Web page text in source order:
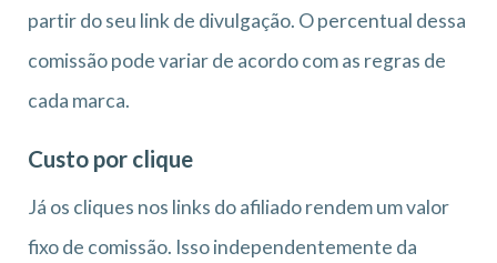
partir do seu link de divulgação. O percentual dessa
comissão pode variar de acordo com as regras de
cada marca.
Custo por clique
Já os cliques nos links do afiliado rendem um valor
fixo de comissão. Isso independentemente da